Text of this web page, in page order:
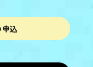
申込